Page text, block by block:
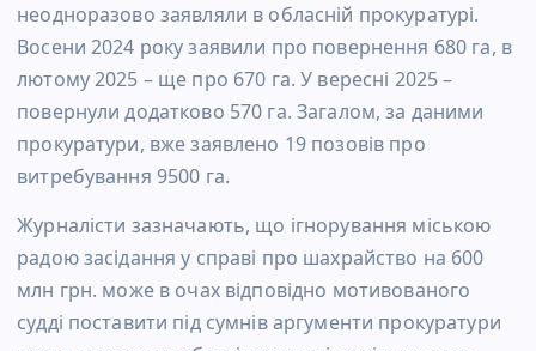
неодноразово заявляли в обласній прокуратурі.
Восени 2024 року заявили про повернення 680 га, в
лютому 2025 – ще про 670 га. У вересні 2025 –
повернули додатково 570 га. Загалом, за даними
прокуратури, вже заявлено 19 позовів про
витребування 9500 га.
Журналісти зазначають, що ігнорування міською
радою засідання у справі про шахрайство на 600
млн грн. може в очах відповідно мотивованого
судді поставити під сумнів аргументи прокуратури